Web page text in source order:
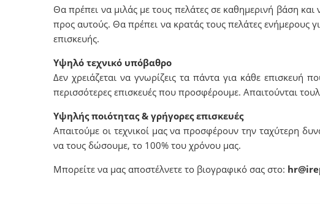
Θα πρέπει να μιλάς με τους πελάτες σε καθημερινή βάση και
προς αυτούς. Θα πρέπει να κρατάς τους πελάτες ενήμερους
επισκευής.
Υψηλό τεχνικό υπόβαθρο
Δεν χρειάζεται να γνωρίζεις τα πάντα για κάθε επισκευή
περισσότερες επισκευές που προσφέρουμε. Απαιτούνται
Υψηλής ποιότητας & γρήγορες επισκευές
Απαιτούμε οι τεχνικοί μας να προσφέρουν την ταχύτερη
να τους δώσουμε, το 100% του χρόνου μας.
Μπορείτε να μας αποστέλνετε το βιογραφικό σας στο: